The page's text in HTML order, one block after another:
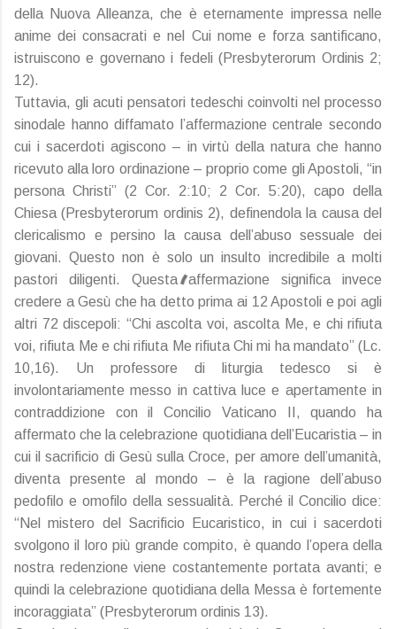
della Nuova Alleanza, che è eternamente impressa nelle
anime dei consacrati e nel Cui nome e forza santificano,
istruiscono e governano i fedeli (Presbyterorum Ordinis 2;
12).
Tuttavia, gli acuti pensatori tedeschi coinvolti nel processo
sinodale hanno diffamato l’affermazione centrale secondo
cui i sacerdoti agiscono – in virtù della natura che hanno
ricevuto alla loro ordinazione – proprio come gli Apostoli, “in
persona Christi” (2 Cor. 2:10; 2 Cor. 5:20), capo della
Chiesa (Presbyterorum ordinis 2), definendola la causa del
clericalismo e persino la causa dell’abuso sessuale dei
giovani. Questo non è solo un insulto incredibile a molti
pastori diligenti. Questa affermazione significa invece
credere a Gesù che ha detto prima ai 12 Apostoli e poi agli
altri 72 discepoli: “Chi ascolta voi, ascolta Me, e chi rifiuta
voi, rifiuta Me e chi rifiuta Me rifiuta Chi mi ha mandato” (Lc.
10,16). Un professore di liturgia tedesco si è
involontariamente messo in cattiva luce e apertamente in
contraddizione con il Concilio Vaticano II, quando ha
affermato che la celebrazione quotidiana dell’Eucaristia – in
cui il sacrificio di Gesù sulla Croce, per amore dell’umanità,
diventa presente al mondo – è la ragione dell’abuso
pedofilo e omofilo della sessualità. Perché il Concilio dice:
“Nel mistero del Sacrificio Eucaristico, in cui i sacerdoti
svolgono il loro più grande compito, è quando l’opera della
nostra redenzione viene costantemente portata avanti; e
quindi la celebrazione quotidiana della Messa è fortemente
incoraggiata” (Presbyterorum ordinis 13).